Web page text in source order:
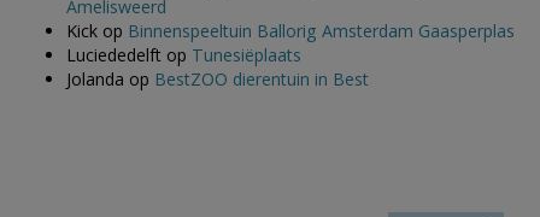
Amelisweerd
Kick op Binnenspeeltuin Ballorig Amsterdam Gaasperplas
Luciededelft op Tunesiëplaats
Jolanda op BestZOO dierentuin in Best